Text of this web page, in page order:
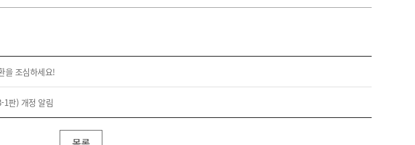
을 조심하세요!
1판) 개정 알림